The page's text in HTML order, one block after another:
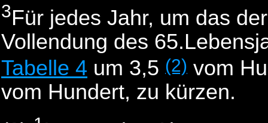
3Für jedes Jahr, um das
Vollendung des
Tabelle 4 um 3,5 (2) vom
vom Hundert, zu kürzen.